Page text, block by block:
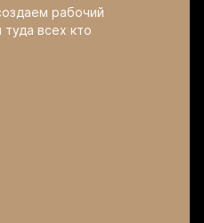
рабочий
всех кто